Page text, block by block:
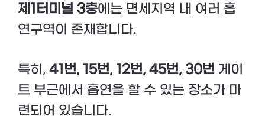
제1터미널 3층에는 면세지역 내 여러 흡
연구역이 존재합니다.
특히, 41번, 15번, 12번, 45번, 30번 게이
트 부근에서 흡연을 할 수 있는 장소가 마
련되어 있습니다.